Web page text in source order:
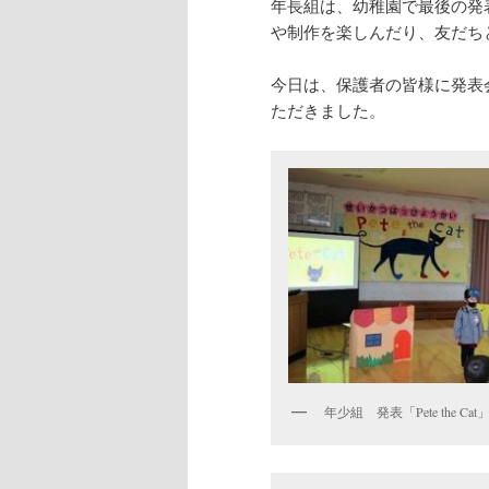
年長組は、幼稚園で最後の
や制作を楽しんだり、友だ
今日は、保護者の皆様に発
ただきました。
年少組 発表「Pete the Cat」